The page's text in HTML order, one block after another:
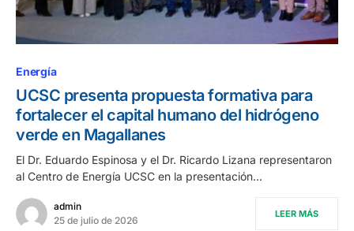
Energía
UCSC presenta propuesta formativa para
fortalecer el capital humano del hidrógeno
verde en Magallanes
El Dr. Eduardo Espinosa y el Dr. Ricardo Lizana representaron
al Centro de Energía UCSC en la presentación…
admin
25 de julio de 2026
LEER MÁS